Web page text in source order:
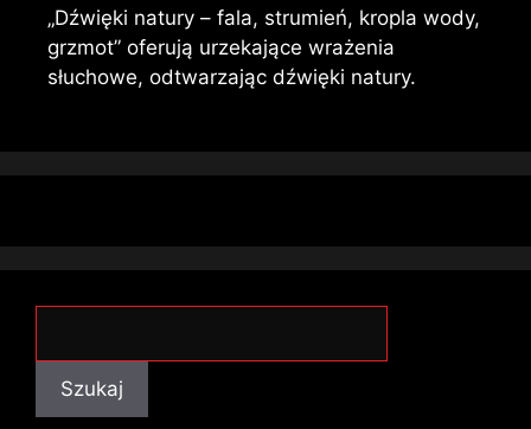
„Dźwięki natury – fala, strumień, kropla wody,
grzmot” oferują urzekające wrażenia
słuchowe, odtwarzając dźwięki natury.
Szukaj